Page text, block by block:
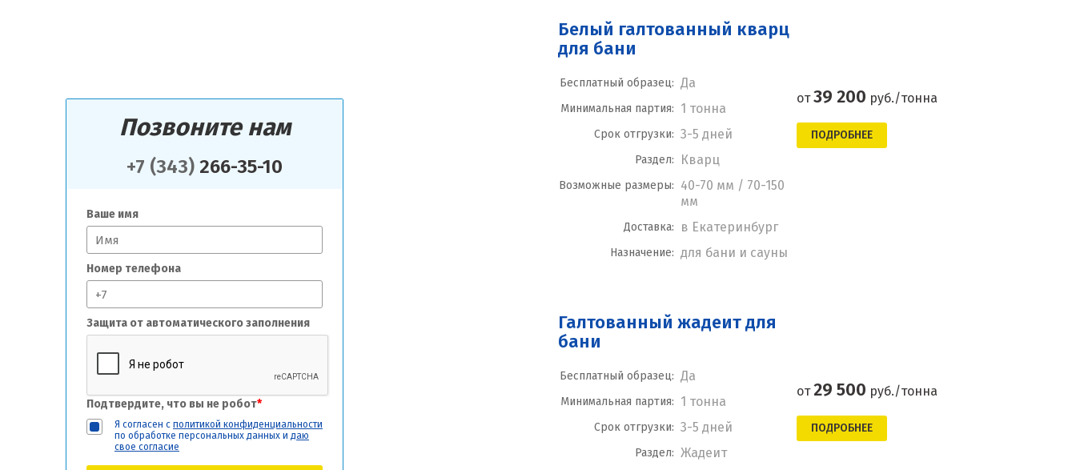
Позвоните нам
+7 (343) 266-35-10
Ваше имя
Номер телефона
Защита от автоматического заполнения
Подтвердите, что вы не робот*
Я согласен с политикой конфиденциальности
по обработке персональных данных и даю
свое согласие
Белый галтованный кварц
для бани
Бесплатный образец: Да
Минимальная партия: 1 тонна
Срок отгрузки: 3-5 дней
Раздел: Кварц
Возможные размеры: 40-70 мм / 70-150
мм
Доставка: в Екатеринбург
Назначение: для бани и сауны
от39 200 руб./тонна
ПОДРОБНЕЕ
Галтованный жадеит для
бани
Бесплатный образец: Да
Минимальная партия: 1 тонна
Срок отгрузки: 3-5 дней
Раздел: Жадеит
от29 500 руб./тонна
ПОДРОБНЕЕ